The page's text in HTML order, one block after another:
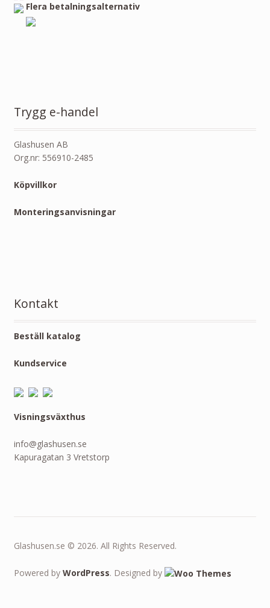
Flera betalningsalternativ
Trygg e-handel
Glashusen AB
Org.nr: 556910-2485
Köpvillkor
Monteringsanvisningar
Kontakt
Beställ katalog
Kundservice
Visningsväxthus
info@glashusen.se
Kapuragatan 3 Vretstorp
Glashusen.se © 2026. All Rights Reserved.
Powered by WordPress. Designed by